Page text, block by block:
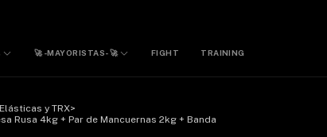
🚀 -MAYORISTAS- 🚀 FIGHT TRAINING
y TRX>
Rusa 4kg + Par de Mancuernas 2kg + Banda